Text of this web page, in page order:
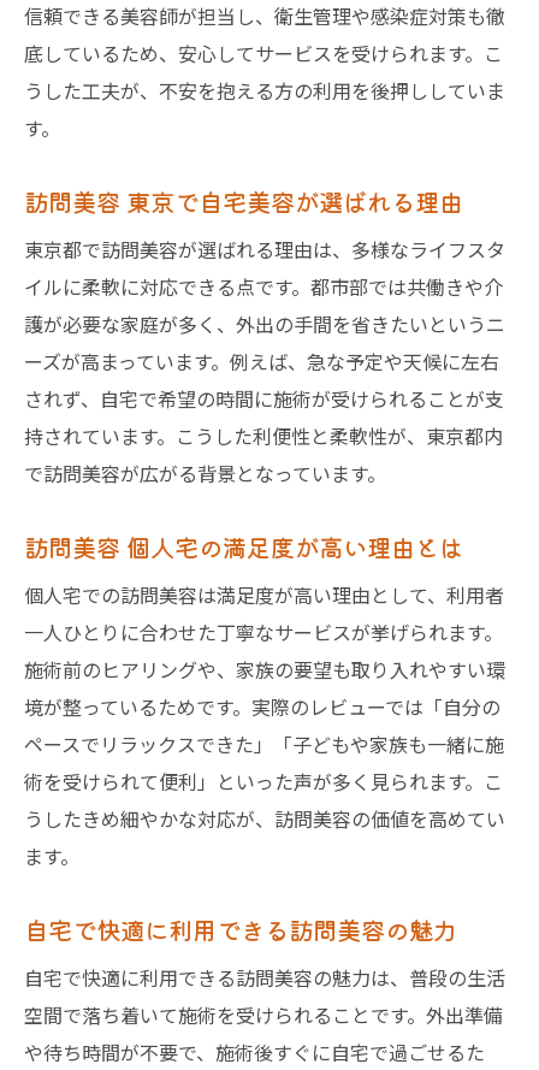
信頼できる美容師が担当し、衛生管理や感染症対策も徹
底しているため、安心してサービスを受けられます。こ
うした工夫が、不安を抱える方の利用を後押ししていま
す。
訪問美容 東京で自宅美容が選ばれる理由
東京都で訪問美容が選ばれる理由は、多様なライフスタ
イルに柔軟に対応できる点です。都市部では共働きや介
護が必要な家庭が多く、外出の手間を省きたいというニ
ーズが高まっています。例えば、急な予定や天候に左右
されず、自宅で希望の時間に施術が受けられることが支
持されています。こうした利便性と柔軟性が、東京都内
で訪問美容が広がる背景となっています。
訪問美容 個人宅の満足度が高い理由とは
個人宅での訪問美容は満足度が高い理由として、利用者
一人ひとりに合わせた丁寧なサービスが挙げられます。
施術前のヒアリングや、家族の要望も取り入れやすい環
境が整っているためです。実際のレビューでは「自分の
ペースでリラックスできた」「子どもや家族も一緒に施
術を受けられて便利」といった声が多く見られます。こ
うしたきめ細やかな対応が、訪問美容の価値を高めてい
ます。
自宅で快適に利用できる訪問美容の魅力
自宅で快適に利用できる訪問美容の魅力は、普段の生活
空間で落ち着いて施術を受けられることです。外出準備
や待ち時間が不要で、施術後すぐに自宅で過ごせるた